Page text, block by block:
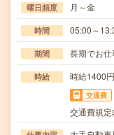
曜日頻度 月～金
時間 05:00～
期間 長期でお仕
時給 時給1400円
交通費
交通費規